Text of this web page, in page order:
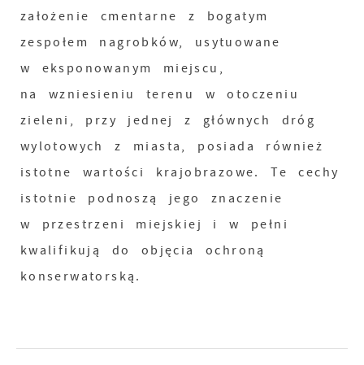
założenie cmentarne z bogatym
zespołem nagrobków, usytuowane
w eksponowanym miejscu,
na wzniesieniu terenu w otoczeniu
zieleni, przy jednej z głównych dróg
wylotowych z miasta, posiada również
istotne wartości krajobrazowe. Te cechy
istotnie podnoszą jego znaczenie
w przestrzeni miejskiej i w pełni
kwalifikują do objęcia ochroną
konserwatorską.